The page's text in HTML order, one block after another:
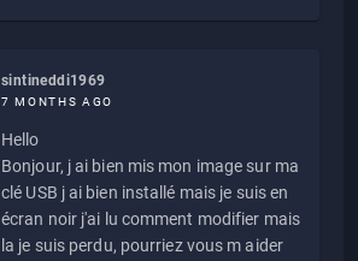
sintineddi1969
7 MONTHS AGO
Hello
Bonjour, j ai bien mis mon image sur ma
clé USB j ai bien installé mais je suis en
écran noir j'ai lu comment modifier mais
la je suis perdu, pourriez vous m aider